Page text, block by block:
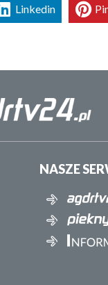
Linkedin
NASZE